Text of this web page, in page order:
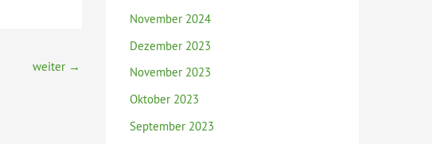
weiter →
November 2024
Dezember 2023
November 2023
Oktober 2023
September 2023